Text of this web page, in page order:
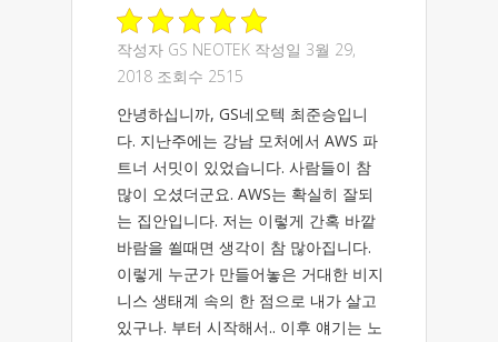
작성자 GS NEOTEK 작성일 3월 29,
2018 조회수 2515
안녕하십니까, GS네오텍 최준승입니
다. 지난주에는 강남 모처에서 AWS 파
트너 서밋이 있었습니다. 사람들이 참
많이 오셨더군요. AWS는 확실히 잘되
는 집안입니다. 저는 이렇게 간혹 바깥
바람을 쐴때면 생각이 참 많아집니다.
이렇게 누군가 만들어놓은 거대한 비지
니스 생태계 속의 한 점으로 내가 살고
있구나. 부터 시작해서.. 이후 얘기는 노